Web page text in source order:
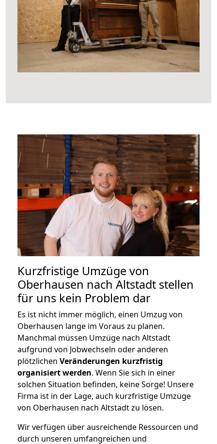
Kurzfristige Umzüge von
Oberhausen nach Altstadt stellen
für uns kein Problem dar
Es ist nicht immer möglich, einen Umzug von
Oberhausen lange im Voraus zu planen.
Manchmal müssen Umzüge nach Altstadt
aufgrund von Jobwechseln oder anderen
plötzlichen Veränderungen kurzfristig
organisiert werden. Wenn Sie sich in einer
solchen Situation befinden, keine Sorge! Unsere
Firma ist in der Lage, auch kurzfristige Umzüge
von Oberhausen nach Altstadt zu lösen.
Wir verfügen über ausreichende Ressourcen und
durch unseren umfangreichen und